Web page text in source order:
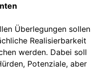
Überlegungen sollen
Realisierbarkeit
werden. Dabei soll
Potenziale, aber